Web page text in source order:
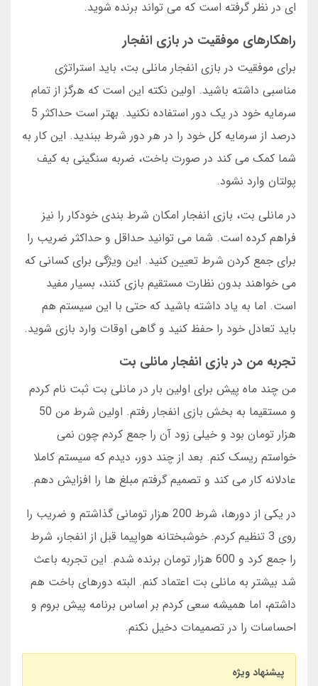
ای در نظر گرفته است که می تواند برنده شوید.
راهکارهای موفقیت در بازی انفجار
برای موفقیت در بازی انفجار مانلی بت، باید استراتژی
مناسبی داشته باشید. اولین نکته این است که هرگز از تمام
سرمایه خود در یک دور استفاده نکنید. بهتر است حداکثر 5
درصد از سرمایه کل خود را در هر دور شرط ببندید. این کار به
شما کمک می کند در صورت باخت، ضربه سنگینی به کیف
پولتان وارد نشود.
در مانلی بت، بازی انفجار امکان شرط بندی خودکار را نیز
فراهم کرده است. شما می توانید حداقل و حداکثر ضریب را
برای جمع کردن شرط تعیین کنید. این ویژگی برای کسانی که
می خواهند بدون نظارت مستقیم بازی کنند، بسیار مفید
است. اما به یاد داشته باشید که حتی با این سیستم هم
باید تعادل خود را حفظ کنید و گاهی اوقات وارد بازی شوید.
تجربه من در بازی انفجار مانلی بت
من چند ماه پیش برای اولین بار در مانلی بت ثبت نام کردم
و مستقیما به بخش بازی انفجار رفتم. اولین شرط من 50
هزار تومان بود و خیلی زود آن را جمع کردم چون نمی
خواستم ریسک کنم. بعد از چند دور، دیدم که سیستم کاملا
عادلانه کار می کند و تصمیم گرفتم مبلغ ها را افزایش دهم.
در یکی از دورها، شرط 200 هزار تومانی گذاشتم و ضریب را
روی 3 تنظیم کردم. خوشبختانه هواپیما قبل از انفجار، شرط
را جمع کرد و 600 هزار تومان برنده شدم. این تجربه باعث
شد بیشتر به مانلی بت اعتماد کنم. البته دورهای باخت هم
داشتم، اما همیشه سعی کردم بر اساس برنامه پیش بروم و
احساسات را در تصمیمات دخیل نکنم.
پیشنهاد ویژه